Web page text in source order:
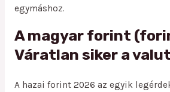
egymáshoz.
A magyar forint
Váratlan siker a
A hazai forint 2026 az egyik